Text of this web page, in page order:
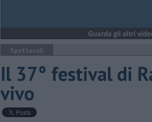
Spettacoli
Il 37° festival di
vivo